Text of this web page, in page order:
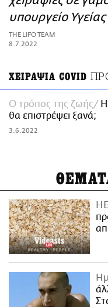
ΑΜΠΑ
PRINT
υπουργείο Υγείας
THE LIFO TEAM
8.7.2022
ΧΕΙΡΑΨΙΑ COVID
Ο τρόπος της ζωής
θα επιστρέψει ξανά;
3.6.2022